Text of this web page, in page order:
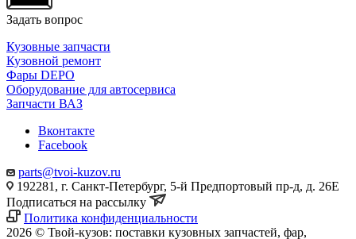
Задать вопрос
Кузовные запчасти
Кузовной ремонт
Фары DEPO
Оборудование для автосервиса
Запчасти ВАЗ
Вконтакте
Facebook
parts@tvoi-kuzov.ru
192281, г. Санкт-Петербург, 5-й Предпортовый пр-д, д. 26Е
Подписаться на рассылку
Политика конфиденциальности
2026 © Твой-кузов: поставки кузовных запчастей, фар,